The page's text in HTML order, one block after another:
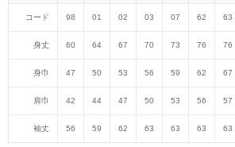
コード 98 01 02 03 07 62 63
身丈 60 64 67 70 73 76 76
身巾 47 50 53 56 59 62 67
肩巾 42 44 47 50 53 56 57
袖丈 56 59 62 63 63 63 63